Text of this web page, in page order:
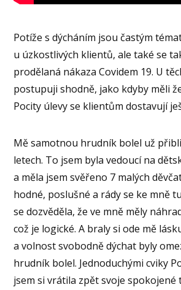
Potíže s dýcháním jsou častým
u úzkostlivých klientů, ale také se
prodělaná nákaza Covidem 19. U
postupuji shodně, jako kdyby měli
Pocity úlevy se klientům dostavují
Mě samotnou hrudník bolel už
letech. To jsem byla vedoucí na
a měla jsem svěřeno 7 malých
hodné, poslušné a rády se ke mně
se dozvěděla, že ve mně měly
což je logické. A braly si ode mě
a volnost svobodně dýchat byly
hrudník bolel. Jednoduchými cviky
jsem si vrátila zpět svoje spokojené